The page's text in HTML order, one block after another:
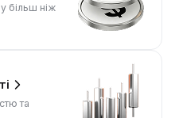
більш ніж
та